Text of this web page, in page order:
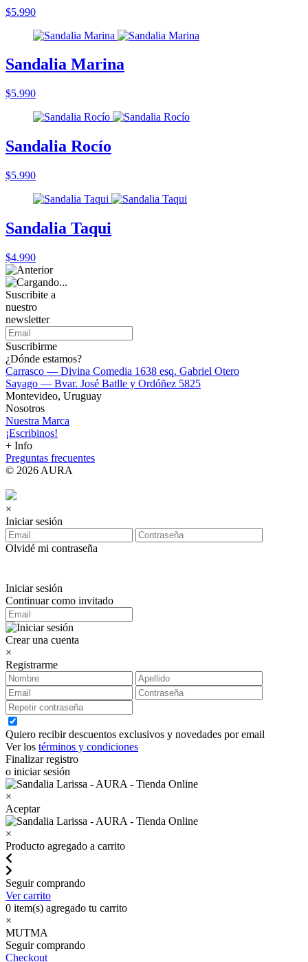
$5.990
Sandalia Marina
$5.990
Sandalia Rocío
$5.990
Sandalia Taqui
$4.990
Suscribite a
nuestro
newsletter
Suscribirme
¿Dónde estamos?
Carrasco — Divina Comedia 1638 esq. Gabriel Otero
Sayago — Bvar. José Batlle y Ordóñez 5825
Montevideo, Uruguay
Nosotros
Nuestra Marca
¡Escribinos!
+ Info
Preguntas frecuentes
© 2026 AURA
×
Iniciar sesión
Olvidé mi contraseña
Iniciar sesión
Continuar como invitado
Crear una cuenta
×
Registrarme
Quiero recibir descuentos exclusivos y novedades por email
Ver los términos y condiciones
Finalizar registro
o iniciar sesión
×
Aceptar
×
Producto agregado a carrito
Seguir comprando
Ver carrito
0 item(s) agregado tu carrito
×
MUTMA
Seguir comprando
Checkout